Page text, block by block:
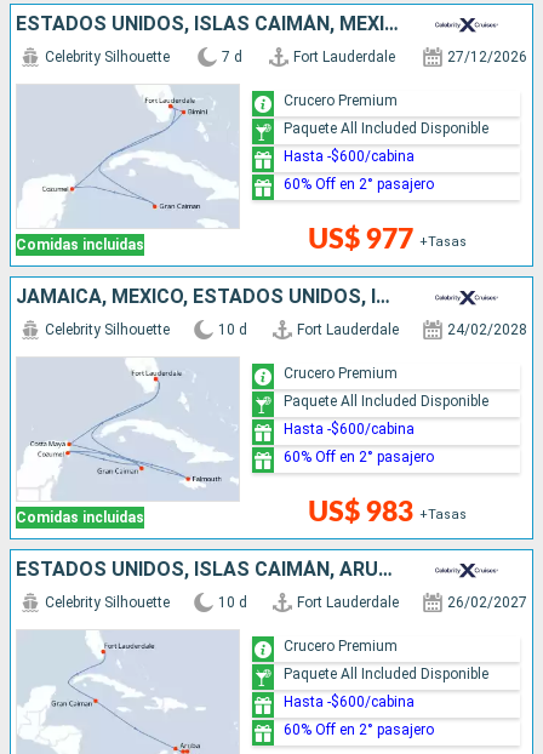
ESTADOS UNIDOS, ISLAS CAIMÁN, MÉXICO, BAHAMAS
Comidas incluidas
Celebrity Silhouette 7 d Fort Lauderdale 27/12/2026
US$ 977 +Tasas
Crucero Premium
Paquete All Included Disponible
Hasta -$600/cabina
60% Off en 2° pasajero
JAMAICA, MÉXICO, ESTADOS UNIDOS, ISLAS CAIMÁN
Comidas incluidas
Celebrity Silhouette 10 d Fort Lauderdale 24/02/2028
US$ 983 +Tasas
Crucero Premium
Paquete All Included Disponible
Hasta -$600/cabina
60% Off en 2° pasajero
ESTADOS UNIDOS, ISLAS CAIMÁN, ARUBA
Celebrity Silhouette 10 d Fort Lauderdale 26/02/2027
Crucero Premium
Paquete All Included Disponible
Hasta -$600/cabina
60% Off en 2° pasajero